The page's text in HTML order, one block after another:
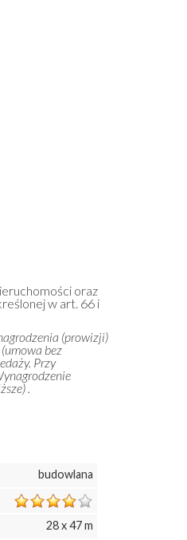
oraz
w art. 66 i
(prowizji)
bez
Przy
.
budowlana
28 x 47 m